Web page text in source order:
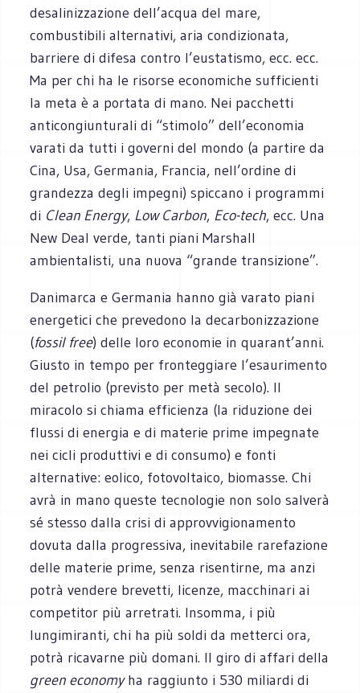
desalinizzazione dell’acqua del mare,
combustibili alternativi, aria condizionata,
barriere di difesa contro l’eustatismo, ecc. ecc.
Ma per chi ha le risorse economiche sufficienti
la meta è a portata di mano. Nei pacchetti
anticongiunturali di “stimolo” dell’economia
varati da tutti i governi del mondo (a partire da
Cina, Usa, Germania, Francia, nell’ordine di
grandezza degli impegni) spiccano i programmi
di Clean Energy, Low Carbon, Eco-tech, ecc. Una
New Deal verde, tanti piani Marshall
ambientalisti, una nuova “grande transizione”.
Danimarca e Germania hanno già varato piani
energetici che prevedono la decarbonizzazione
(fossil free) delle loro economie in quarant’anni.
Giusto in tempo per fronteggiare l’esaurimento
del petrolio (previsto per metà secolo). Il
miracolo si chiama efficienza (la riduzione dei
flussi di energia e di materie prime impegnate
nei cicli produttivi e di consumo) e fonti
alternative: eolico, fotovoltaico, biomasse. Chi
avrà in mano queste tecnologie non solo salverà
sé stesso dalla crisi di approvvigionamento
dovuta dalla progressiva, inevitabile rarefazione
delle materie prime, senza risentirne, ma anzi
potrà vendere brevetti, licenze, macchinari ai
competitor più arretrati. Insomma, i più
lungimiranti, chi ha più soldi da metterci ora,
potrà ricavarne più domani. Il giro di affari della
green economyha raggiunto i 530 miliardi di